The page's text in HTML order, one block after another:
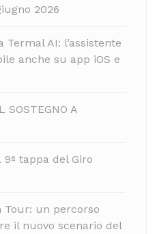
2026
AI: l’assistente
anche su app iOS e
SOSTEGNO A
tappa del Giro
Tour: un percorso
il nuovo scenario del